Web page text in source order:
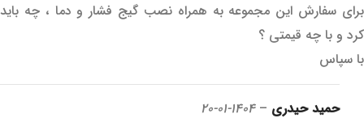
برای سفارش این مجموعه به همراه نصب گیج فشار و دما ، چه باید
کرد و با چه قیمتی ؟
با سپاس
حمید حیدری –
1404-01-20